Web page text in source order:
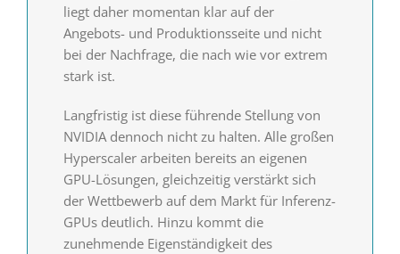
liegt daher momentan klar auf der
Angebots- und Produktionsseite und nicht
bei der Nachfrage, die nach wie vor extrem
stark ist.
Langfristig ist diese führende Stellung von
NVIDIA dennoch nicht zu halten. Alle großen
Hyperscaler arbeiten bereits an eigenen
GPU-Lösungen, gleichzeitig verstärkt sich
der Wettbewerb auf dem Markt für Inferenz-
GPUs deutlich. Hinzu kommt die
zunehmende Eigenständigkeit des